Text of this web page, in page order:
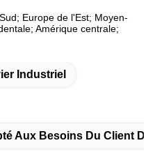
Europe de l'Est; Moyen-
Amérique centrale;
Industriel
Aux Besoins Du Client